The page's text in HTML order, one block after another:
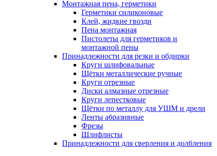
Монтажная пена, герметики
Герметики силиконовые
Клей, жидкие гвозди
Пена монтажная
Пистолеты для герметиков и
монтажной пены
Принадлежности для резки и обдирки
Круги шлифовальные
Щётки металлические ручные
Круги отрезные
Диски алмазные отрезные
Круги лепестковые
Щётки по металлу для УШМ и дрели
Ленты абразивные
Фрезы
Шлифлисты
Принадлежности для сверления и долбления